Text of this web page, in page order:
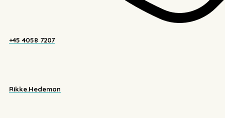
+45 4058 7207
Rikke.Hedeman